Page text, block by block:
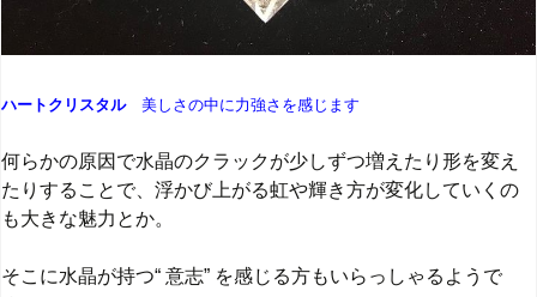
ハートクリスタル 美しさの中に力強さを感じます
何らかの原因で水晶のクラックが少しずつ増えたり形を変え
たりすることで、浮かび上がる虹や輝き方が変化していくの
も大きな魅力とか。
そこに水晶が持つ“ 意志” を感じる方もいらっしゃるようで